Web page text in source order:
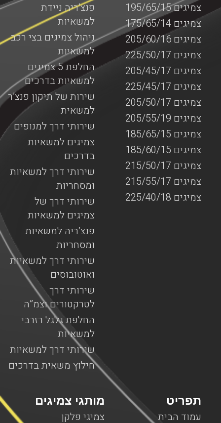
פנצ’ריה ניידת
למשאיות
ניהול צמיגים בצי רכב
למשאיות
החלפת 5 צמיגים
למשאיות בדרכים
שירות של תיקון פנצ’ר
למשאית
שירותי דרך למנופים
צמיגים למשאיות
בדרכים
שירותי דרך למשאיות
ומסחריות
שירותי דרך של
צמיגים למשאיות
פנצ’ריה למשאיות
ומסחריות
שירותי דרך למשאיות
ואוטובוסים
שירותי דרך
לטרקטורים וצמ”ה
החלפת גלגל רזרבי
למשאיות
שירותי דרך למשאיות
חילוץ משאית בדרכים
צמיגים 195/65/15
צמיגים 175/65/14
צמיגים 205/60/16
צמיגים 225/50/17
צמיגים 205/45/17
צמיגים 225/45/17
צמיגים 205/50/17
צמיגים 205/55/19
צמיגים 185/65/15
צמיגים 185/60/15
צמיגים 215/50/17
צמיגים 215/55/17
צמיגים 225/40/18
מותגי צמיגים
צמיגי פלקן
תפריט
עמוד הבית